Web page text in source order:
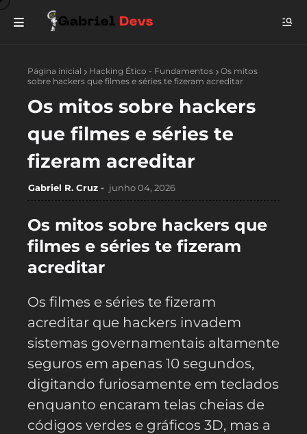
Página inicial Hacking Ético - Fundamentos
Os mitos
sobre hackers que filmes e séries te fizeram acreditar
Os mitos sobre hackers
que filmes e séries te
fizeram acreditar
Gabriel R. Cruz junho 04, 2026
Os mitos sobre hackers que
filmes e séries te fizeram
acreditar
Os filmes e séries te fizeram
acreditar que hackers invadem
sistemas governamentais altamente
seguros em apenas 10 segundos,
digitando furiosamente em teclados
enquanto encaram telas cheias de
códigos verdes e gráficos 3D, mas a